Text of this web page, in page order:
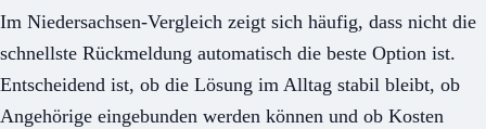
Im Niedersachsen-Vergleich zeigt sich häufig, dass nicht die
schnellste Rückmeldung automatisch die beste Option ist.
Entscheidend ist, ob die Lösung im Alltag stabil bleibt, ob
Angehörige eingebunden werden können und ob Kosten